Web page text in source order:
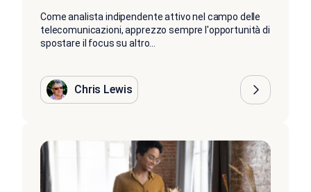
Come analista indipendente attivo nel campo delle
telecomunicazioni, apprezzo sempre l'opportunità di
spostare il focus su altro...
Chris Lewis